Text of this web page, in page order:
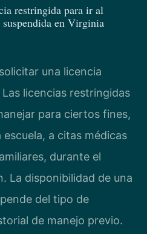
restringida para ir al
en Virginia
una licencia
licencias restringidas
para ciertos fines,
a citas médicas
durante el
La disponibilidad de una
del tipo de
de manejo previo.